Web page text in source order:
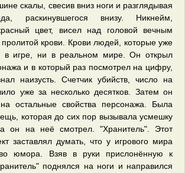
скалы, свесив вниз ноги и разглядывая
раскинувшегося внизу. Никнейм,
цвет, висел над головой вечным
крови. Крови людей, которые уже
в игре, ни в реальном мире. Он открыл
и в который раз посмотрел на цифру,
наизусть. Счетчик убийств, число на
уже за несколько десятков. Затем он
остальные свойства персонажа. Была
которая до сих пор вызывала усмешку
он на неё смотрел. "Хранитель". Этот
заставлял думать, что у игрового мира
юмора. Взяв в руки прислонённую к
поднялся на ноги и направился